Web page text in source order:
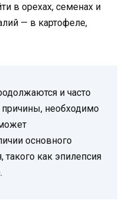
в орехах, семенах и
— в картофеле,
и часто
необходимо
основного
такого как эпилепсия